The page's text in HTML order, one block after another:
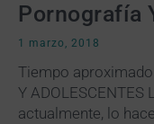
Pornografía
1 marzo, 2018
Tiempo
Y
actualmente, lo